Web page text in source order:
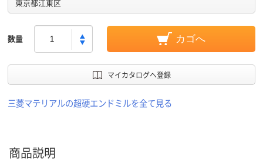
東京都江東区
数量 カゴへ
マイカタログへ登録
三菱マテリアルの超硬エンドミルを全て見る
商品説明